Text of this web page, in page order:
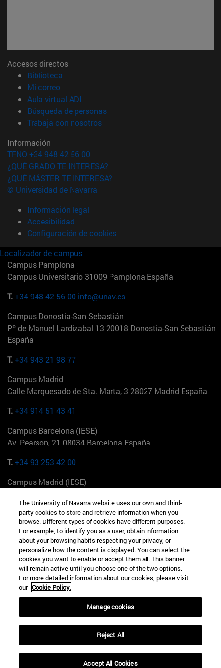
Accesos directos
Biblioteca
Mi correo(abre en nueva ventana)
Aula virtual ADI
Búsqueda de personas(abre en nueva ventana)
Trabaja con nosotros(abre en nueva ventana)
Información
TFNO +34 948 42 56 00
¿QUÉ GRADO TE INTERESA?
¿QUÉ MÁSTER TE INTERESA?
© Universidad de Navarra
Información legal
Accesibilidad
Configuración de cookies
Localizador de campus
Campus Pamplona
Campus Universitario 31009 Pamplona España
T.+34 948 42 56 00 info@unav.es
Campus Donostia-San Sebastián
Pº de Manuel Lardizabal 13 20018 Donostia-San Sebastián
España
T.+34 943 21 98 77
Campus Madrid
Calle Marquesado de Sta. Marta, 3 28027 Madrid España
T.+34 914 51 43 41
Campus Barcelona (IESE)
Av. Pearson, 21 08034 Barcelona España
T.+34 93 253 42 00
Campus Madrid (IESE)
+34 912 11 30 00
Campus Nueva York (IESE)
165 W 57th St 10019-2201 Nueva York EE.UU
+1 646 346 8850
Campus Munich (IESE)
Maria-Theresia-Straße 15 81675 Múnich Alemania
+49 89 24209790
Campus Sao Paulo (IESE)
Rua Martiniano de Carvalho, 573 01321001 Bela Vista Brasil
The University of Navarra website uses our own and third-
party cookies to store and retrieve information when you
browse. Different types of cookies have different purposes.
For example, to identify you as a user, obtain information
about your browsing habits respecting your privacy, or
personalize how the content is displayed. You can select the
cookies you want to enable or accept them all. This banner
will remain active until you choose one of the two options.
For more detailed information about our cookies, please visit
our Cookie Policy.
Manage cookies
Reject All
Accept All Cookies